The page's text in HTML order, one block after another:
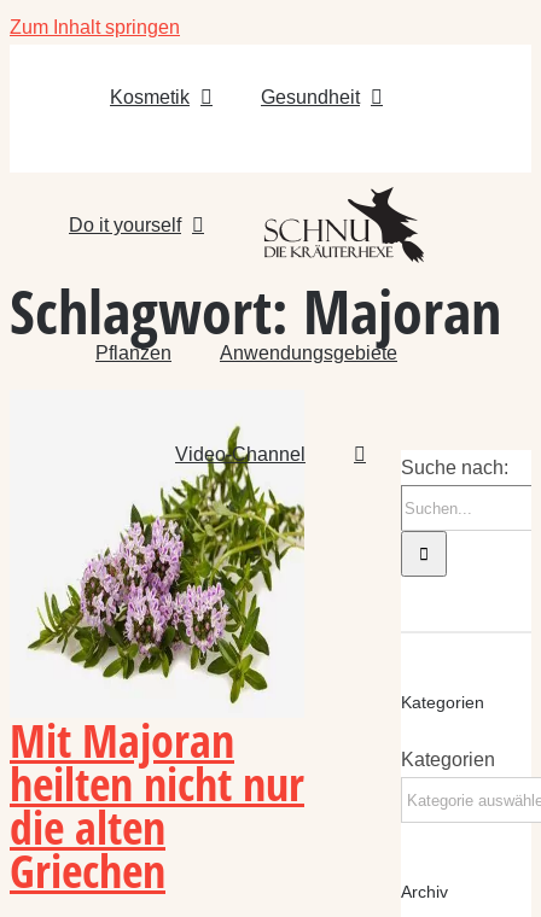
Zum Inhalt springen
Kosmetik Gesundheit
Do it yourself
Pflanzen Anwendungsgebiete
Video-Channel
Schlagwort: Majoran
Mit Majoran
heilten nicht nur
die alten
Griechen
Suche nach:
Kategorien
Kategorien
Archiv